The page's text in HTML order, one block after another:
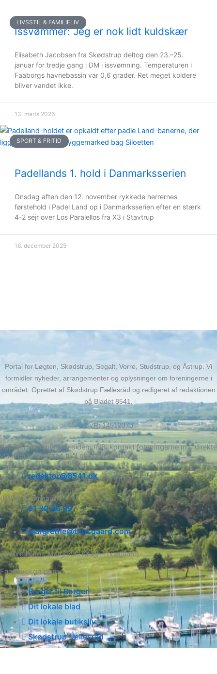
LIVSSTIL & FAMILIELIV
Issvømmer: Jeg er nok lidt kuldskær
Elisabeth Jacobsen fra Skødstrup deltog den 23.–25.
januar for tredje gang i DM i issvømning. Temperaturen i
Faaborgs havnebassin var 0,6 grader. Ret meget koldere
bliver vandet ikke.
13. marts 2026
SPORT & FRITID
Padellands 1. hold i Danmarksserien
Onsdag aften den 12. november rykkede herrernes
førstehold i Padel Land op i Danmarksserien efter en stærk
4-2 sejr over Los Paralellos fra X3 i Stavtrup
16. december 2025
Portal for Løgten, Skødstrup, Segalt, Vorre, Studstrup, og Åstrup. Vi
formidler nyheder, arrangementer og oplysninger om foreningerne i
området. Oprettet af Skødstrup Fællesråd og redigeret af redaktionen
på Bladet 8541.
CVR: 14512373
Kontakt vedr. hjemmesiden: (NB: kontakt foreningerne mv. direkte
via underpunkterne til "Lokalområdet")
redaktor@8541.dk
(Birger Agergaard)
61 30 86 99
margrethe@thusgaard.com
(Webredaktør: Margrethe Krogh Thusgaard)
Facebookgrupper
Borger til Borger
Dit lokale blad
Dit lokale butiksliv
Skødstrup fællesråd